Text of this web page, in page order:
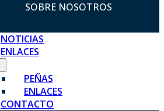
SOBRE NOSOTROS
NOTICIAS
ENLACES
PEÑAS
ENLACES
CONTACTO